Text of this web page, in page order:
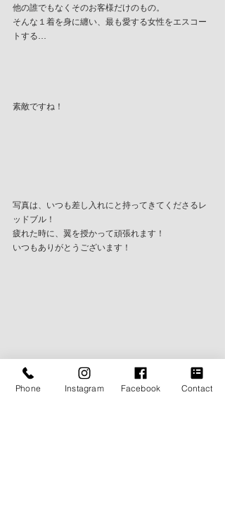
他の誰でもなくそのお客様だけのもの。
そんな１着を身に纏い、最も愛する女性をエスコー
トする…
素敵ですね！
写真は、いつも差し入れにと持ってきてくださるレ
ッドブル！
疲れた時に、翼を授かって頑張れます！
いつもありがとうございます！
Phone Instagram Facebook Contact